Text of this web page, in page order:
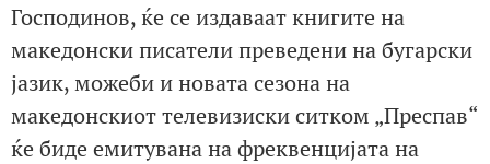
Господинов, ќе се издаваат книгите на
македонски писатели преведени на бугарски
јазик, можеби и новата сезона на
македонскиот телевизиски ситком „Преспав“
ќе биде емитувана на фреквенцијата на